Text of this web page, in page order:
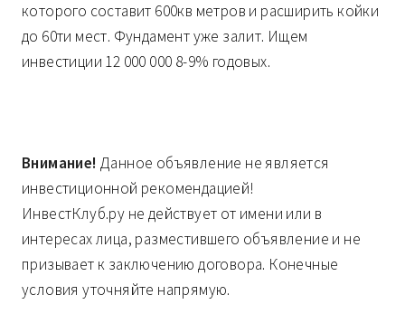
которого составит 600кв метров и расширить койки
до 60ти мест. Фундамент уже залит. Ищем
инвестиции 12 000 000 8-9% годовых.
Внимание! Данное объявление не является
инвестиционной рекомендацией!
ИнвестКлуб.ру не действует от имени или в
интересах лица, разместившего объявление и не
призывает к заключению договора. Конечные
условия уточняйте напрямую.